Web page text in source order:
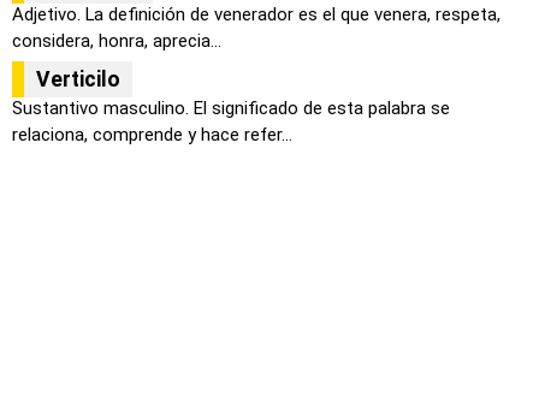
Adjetivo. La definición de venerador es el que venera, respeta,
considera, honra, aprecia...
Verticilo
Sustantivo masculino. El significado de esta palabra se
relaciona, comprende y hace refer...